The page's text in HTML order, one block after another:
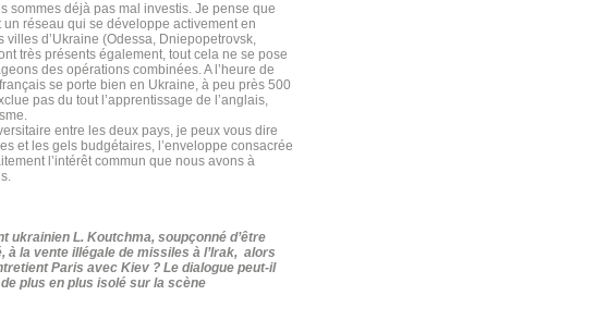
sommes déjà pas mal investis. Je pense que
réseau qui se développe activement en
d’Ukraine (Odessa, Dniepopetrovsk,
très présents également, tout cela ne se pose
des opérations combinées. A l’heure de
se porte bien en Ukraine, à peu près 500
pas du tout l’apprentissage de l’anglais,
entre les deux pays, je peux vous dire
et les gels budgétaires, l’enveloppe consacrée
l’intérêt commun que nous avons à
ukrainien L. Koutchma, soupçonné d’être
à la vente illégale de missiles à l’Irak, alors
Paris avec Kiev ? Le dialogue peut-il
plus en plus isolé sur la scène